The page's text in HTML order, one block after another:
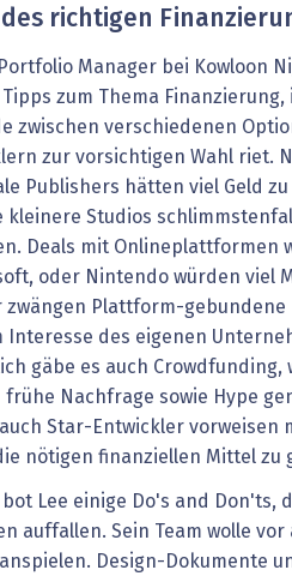
des richtigen
Manager bei Kowloon
zum Thema
zwischen verschiedenen
zur vorsichtigen Wahl riet.
Publishers hätten viel Geld
kleinere Studios
Deals mit Onlineplattformen
oder Nintendo würden viel
zwängen Plattform-gebundene
Interesse des eigenen
gäbe es auch Crowdfunding,
frühe Nachfrage sowie Hype
Star-Entwickler vorweisen
nötigen finanziellen Mittel zu
Lee einige Do's and Don'ts,
auffallen. Sein Team wolle vor
Design-Dokumente